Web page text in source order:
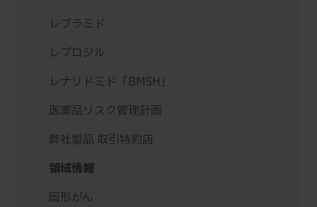
レブラミド
レブロジル
レナリドミド「BMSH」
医薬品リスク管理計画
弊社製品 取引特約店
領域情報
固形がん